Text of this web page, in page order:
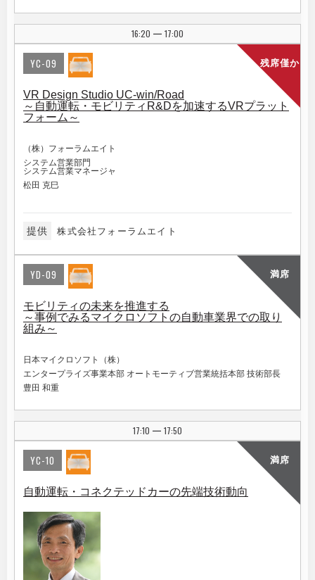
16:20 | 17:00
残席僅か
YC-09
VR Design Studio UC-win/Road
～自動運転・モビリティR&Dを加速するVRプラット
フォーム～
（株）フォーラムエイト
システム営業部門
システム営業マネージャ
松田 克巳
提供 株式会社フォーラムエイト
満席
YD-09
モビリティの未来を推進する
～事例でみるマイクロソフトの自動車業界での取り
組み～
日本マイクロソフト（株）
エンタープライズ事業本部 オートモーティブ営業統括本部 技術部長
豊田 和重
17:10 | 17:50
満席
YC-10
自動運転・コネクテッドカーの先端技術動向